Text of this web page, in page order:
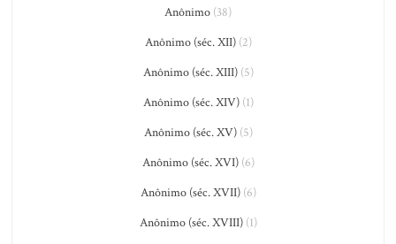
Anônimo (38)
Anônimo (séc. XII)(2)
Anônimo (séc. XIII)(5)
Anônimo (séc. XIV)(1)
Anônimo (séc. XV)(5)
Anônimo (séc. XVI)(6)
Anônimo (séc. XVII)(6)
Anônimo (séc. XVIII)(1)